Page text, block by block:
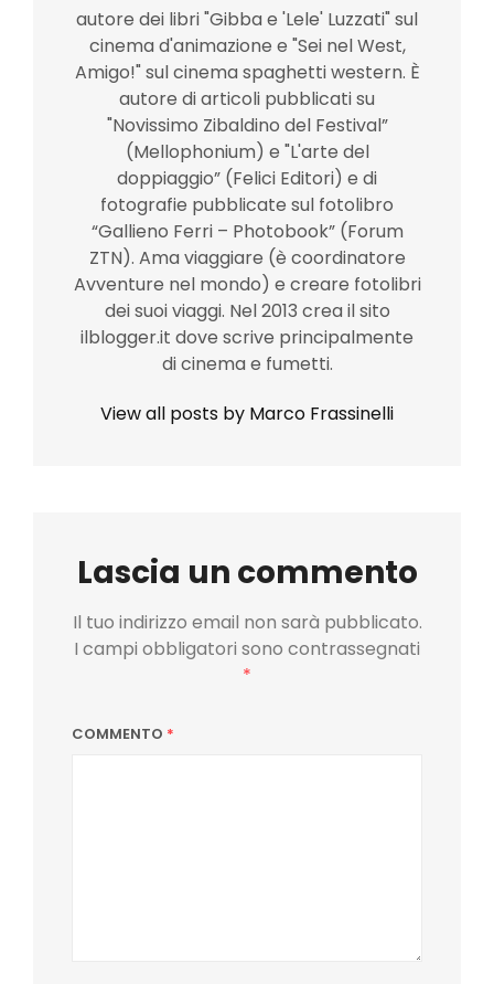
autore dei libri "Gibba e 'Lele' Luzzati" sul
cinema d'animazione e "Sei nel West,
Amigo!" sul cinema spaghetti western. È
autore di articoli pubblicati su
"Novissimo Zibaldino del Festival”
(Mellophonium) e "L'arte del
doppiaggio” (Felici Editori) e di
fotografie pubblicate sul fotolibro
“Gallieno Ferri – Photobook” (Forum
ZTN). Ama viaggiare (è coordinatore
Avventure nel mondo) e creare fotolibri
dei suoi viaggi. Nel 2013 crea il sito
ilblogger.it dove scrive principalmente
di cinema e fumetti.
View all posts by Marco Frassinelli
Lascia un commento
Il tuo indirizzo email non sarà pubblicato.
I campi obbligatori sono contrassegnati
*
COMMENTO *